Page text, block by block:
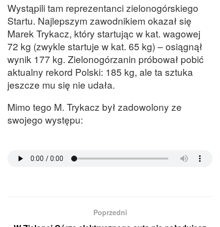
Wystąpili tam reprezentanci zielonogórskiego
Startu. Najlepszym zawodnikiem okazał się
Marek Trykacz, który startując w kat. wagowej
72 kg (zwykle startuje w kat. 65 kg) – osiągnął
wynik 177 kg. Zielonogórzanin próbował pobić
aktualny rekord Polski: 185 kg, ale ta sztuka
jeszcze mu się nie udała.
Mimo tego M. Trykacz był zadowolony ze
swojego występu:
Poprzedni